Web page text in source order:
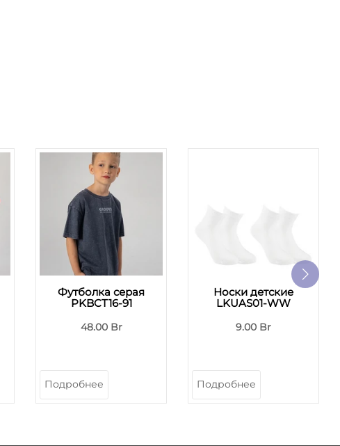
Футболка серая
PKBCT16-91
48.00 Br
Подробнее
Носки детские
LKUAS01-WW
9.00 Br
Подробнее